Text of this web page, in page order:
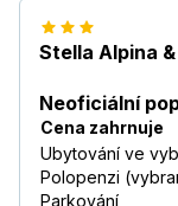
Stella Alpina
Neoficiální
Cena zahrnuje
Ubytování ve
Polopenzi
Parkování